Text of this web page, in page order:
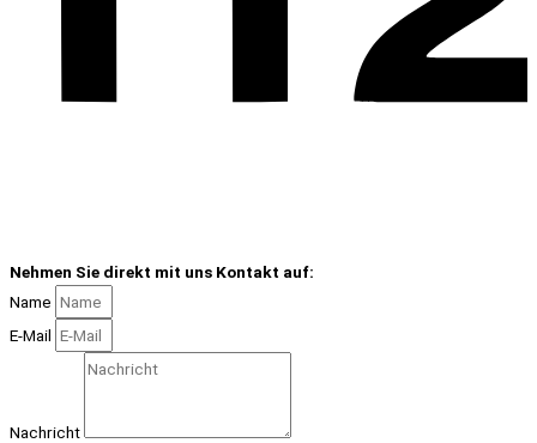
Nehmen Sie direkt mit uns Kontakt auf:
Name
E-Mail
Nachricht